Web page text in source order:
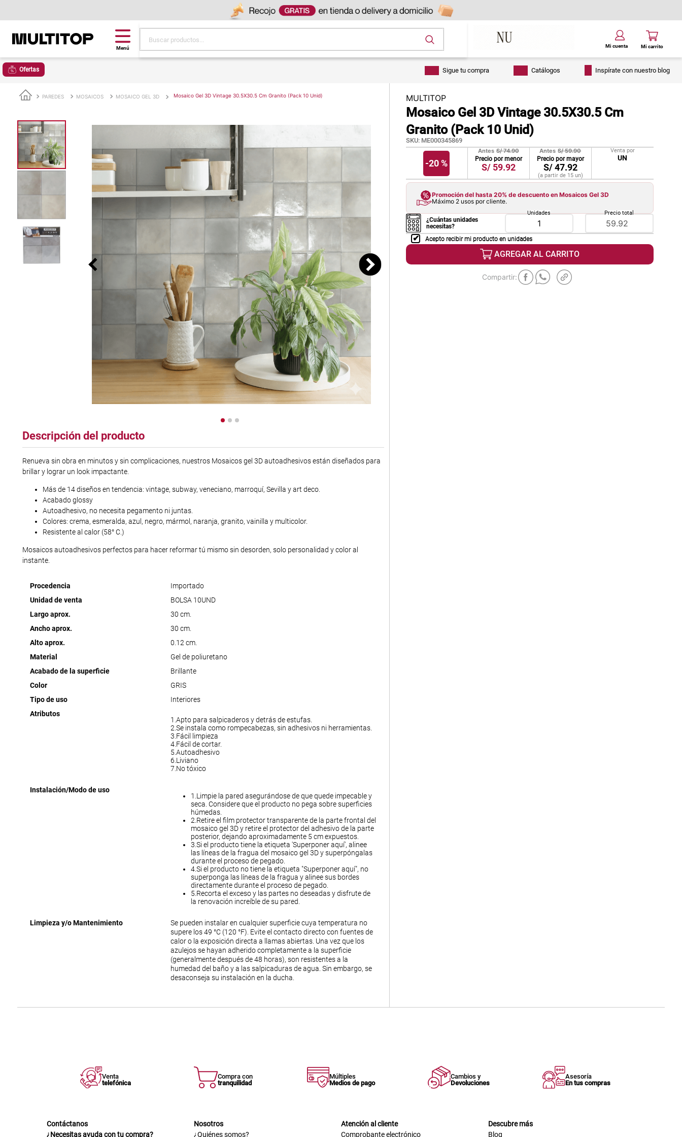
Ofertas Sigue tu compra Catálogos Inspírate con nuestro blog
PAREDES MOSAICOS MOSAICO GEL 3D Mosaico Gel 3D Vintage 30.5X30.5 Cm Granito (Pack 10 Unid)
Descripción del producto
Renueva sin obra en minutos y sin complicaciones, nuestros Mosaicos gel 3D autoadhesivos están diseñados para
brillar y lograr un look impactante.
Más de 14 diseños en tendencia: vintage, subway, veneciano, marroquí, Sevilla y art deco.
Acabado glossy
Autoadhesivo, no necesita pegamento ni juntas.
Colores: crema, esmeralda, azul, negro, mármol, naranja, granito, vainilla y multicolor.
Resistente al calor (58° C.)
Mosaicos autoadhesivos perfectos para hacer reformar tú mismo sin desorden, solo personalidad y color al
instante.
Procedencia
Importado
Unidad de venta
BOLSA 10UND
Largo aprox.
30 cm.
Ancho aprox.
30 cm.
Alto aprox.
0.12 cm.
Material
Gel de poliuretano
Acabado de la superficie
Brillante
Color
GRIS
Tipo de uso
Interiores
Atributos
1.Apto para salpicaderos y detrás de estufas.
2.Se instala como rompecabezas, sin adhesivos ni herramientas.
3.Fácil limpieza
4.Fácil de cortar.
5.Autoadhesivo
6.Liviano
7.No tóxico
Instalación/Modo de uso
1.Limpie la pared asegurándose de que quede impecable y
seca. Considere que el producto no pega sobre superficies
húmedas.
2.Retire el film protector transparente de la parte frontal del
mosaico gel 3D y retire el protector del adhesivo de la parte
posterior, dejando aproximadamente 5 cm expuestos.
3.Si el producto tiene la etiqueta 'Superponer aquí', alinee
las líneas de la fragua del mosaico gel 3D y superpóngalas
durante el proceso de pegado.
4.Si el producto no tiene la etiqueta "Superponer aquí", no
superponga las líneas de la fragua y alinee sus bordes
directamente durante el proceso de pegado.
5.Recorta el exceso y las partes no deseadas y disfrute de
la renovación increíble de su pared.
Limpieza y/o Mantenimiento
Se pueden instalar en cualquier superficie cuya temperatura no
supere los 49 °C (120 °F). Evite el contacto directo con fuentes de
calor o la exposición directa a llamas abiertas. Una vez que los
azulejos se hayan adherido completamente a la superficie
(generalmente después de 48 horas), son resistentes a la
humedad del baño y a las salpicaduras de agua. Sin embargo, se
desaconseja su instalación en la ducha.
MULTITOP
Mosaico Gel 3D Vintage 30.5X30.5 Cm
Granito (Pack 10 Unid)
SKU: ME000345869
-20 %
Antes S/74.90
Precio por menor
S/ 59.92
Antes S/59.90
Precio por mayor
S/47.92
(a partir de 15 un)
Venta por
UN
Promoción del hasta 20% de descuento en Mosaicos Gel 3D
Máximo 2 usos por cliente.
¿Cuántas unidades
necesitas?
Unidades Precio total
Acepto recibir mi producto en unidades
AGREGAR AL CARRITO
Venta
telefónica
Compra con
tranquilidad
Múltiples
Medios de pago
Cambios y
Devoluciones
Asesoría
En tus compras
Contáctanos
¿Necesitas ayuda con tu compra?
Nosotros
¿Quiénes somos?
Atención al cliente
Comprobante electrónico
Descubre más
Blog
alfombra
tela
piso
lona
pisos